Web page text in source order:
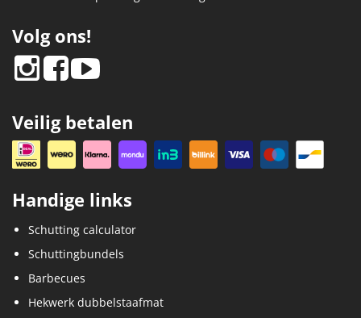
Volg ons!
Veilig betalen
Handige links
Schutting calculator
Schuttingbundels
Barbecues
Hekwerk dubbelstaafmat